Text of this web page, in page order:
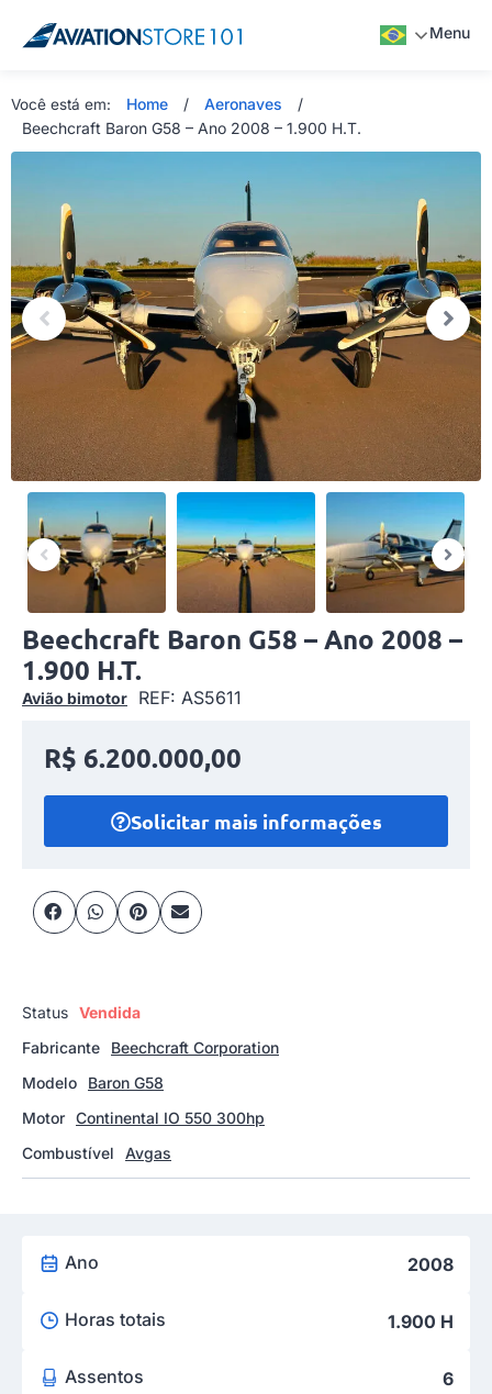
Menu
Você está em: Home / Aeronaves
/
Beechcraft Baron G58 – Ano 2008 – 1.900 H.T.
Beechcraft Baron G58 – Ano 2008 –
1.900 H.T.
Avião bimotor REF: AS5611
R$ 6.200.000,00
Solicitar mais informações
Status Vendida
Fabricante
Beechcraft Corporation
Modelo
Baron G58
Motor Continental IO 550 300hp
Combustível
Avgas
Ano 2008
Horas totais 1.900 H
Assentos 6